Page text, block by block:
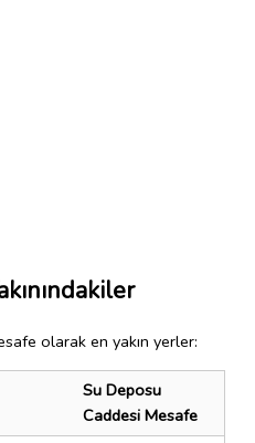
olarak en yakın yerler:
Su Deposu
Caddesi Mesafe